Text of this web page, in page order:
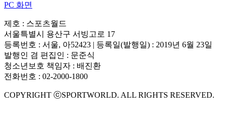
PC 화면
제호 : 스포츠월드
서울특별시 용산구 서빙고로 17
등록번호 : 서울, 아52423 | 등록일(발행일) : 2019년 6월 23일
발행인 겸 편집인 : 문준식
청소년보호 책임자 : 배진환
전화번호 : 02-2000-1800
COPYRIGHT ⓒSPORTWORLD. ALL RIGHTS RESERVED.